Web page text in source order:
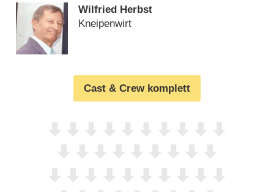
Wilfried Herbst
Kneipenwirt
Cast & Crew komplett